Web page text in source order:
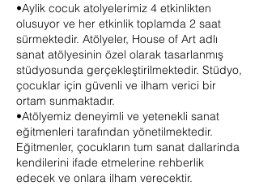
•Aylik cocuk atolyelerimiz 4 etkinlikten
olusuyor ve her etkinlik toplamda 2 saat
sürmektedir. Atölyeler, House of Art adlı
sanat atölyesinin özel olarak tasarlanmış
stüdyosunda gerçekleştirilmektedir. Stüdyo,
çocuklar için güvenli ve ilham verici bir
ortam sunmaktadır.
•Atölyemiz deneyimli ve yetenekli sanat
eğitmenleri tarafından yönetilmektedir.
Eğitmenler, çocukların tum sanat dallarinda
kendilerini ifade etmelerine rehberlik
edecek ve onlara ilham verecektir.